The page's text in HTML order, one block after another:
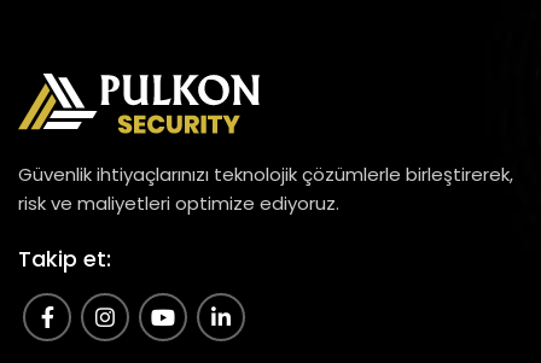
Güvenlik ihtiyaçlarınızı teknolojik çözümlerle birleştirerek,
risk ve maliyetleri optimize ediyoruz.
Takip et: